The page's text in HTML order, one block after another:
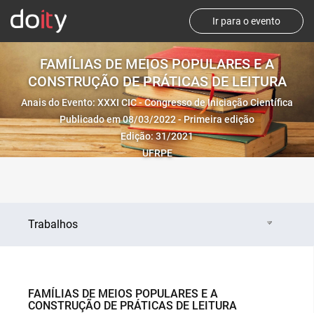
Ir para o evento
FAMÍLIAS DE MEIOS POPULARES E A
CONSTRUÇÃO DE PRÁTICAS DE LEITURA
Anais do Evento: XXXI CIC - Congresso de Iniciação Científica
Publicado em 08/03/2022 - Primeira edição
Edição: 31/2021
UFRPE
Trabalhos
FAMÍLIAS DE MEIOS POPULARES E A
CONSTRUÇÃO DE PRÁTICAS DE LEITURA